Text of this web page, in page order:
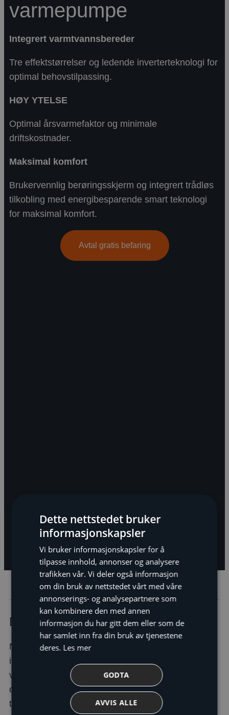
varmepumpe
Integrert varmtvannsbereder
Tre effektstørrelser og ledende inverterteknologi for
optimal behovstilpassing.
HØY YTELSE
Optimal årsvarmefaktor og minimale
driftskostnader.
Maksimal komfort
Brukervennlig berøringsskjerm og integrert trådløs
tilkobling med energibesparende smart teknologi
for maksimal komfort.
Avtal gratis befaring
Beskrivelse
Beskrivelse
NIBE S1255 varmepumpe er en intelligent
inverterstyrt bergvarmepumpe med integrert
varmtvannsbereder. NIBE S1255 varmepumpe gir
optimale besparelser ettersom varmepumpen
tilpasser seg automatisk til hjemmets
Dette nettstedet bruker
informasjonskapsler
Vi bruker informasjonskapsler for å
tilpasse innhold, annonser og analysere
trafikken vår. Vi deler også informasjon
om din bruk av nettstedet vårt med våre
annonserings- og analysepartnere som
kan kombinere den med annen
informasjon du har gitt dem eller som de
har samlet inn fra din bruk av tjenestene
deres. Les mer
GODTA
AVVIS ALLE